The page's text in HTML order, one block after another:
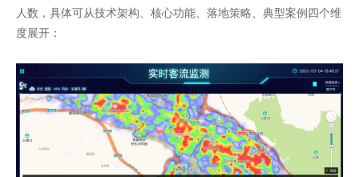
人数，具体可从技术架构、核心功能、落地策略、典型案例四个维
度展开：